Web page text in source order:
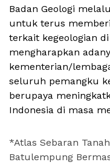
Badan Geologi
untuk terus
terkait kegeologian
mengharapkan
kementerian/
seluruh pemangku
berupaya
Indonesia di masa
*Atlas Sebaran
Batulempung